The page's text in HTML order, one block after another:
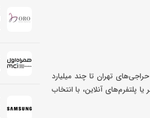
تهران تا چند میلیارد
پلتفرم‌های آنلاین، با انتخاب